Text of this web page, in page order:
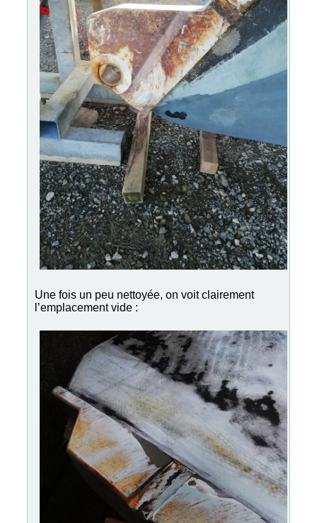
Une fois un peu nettoyée, on voit clairement
l’emplacement vide :